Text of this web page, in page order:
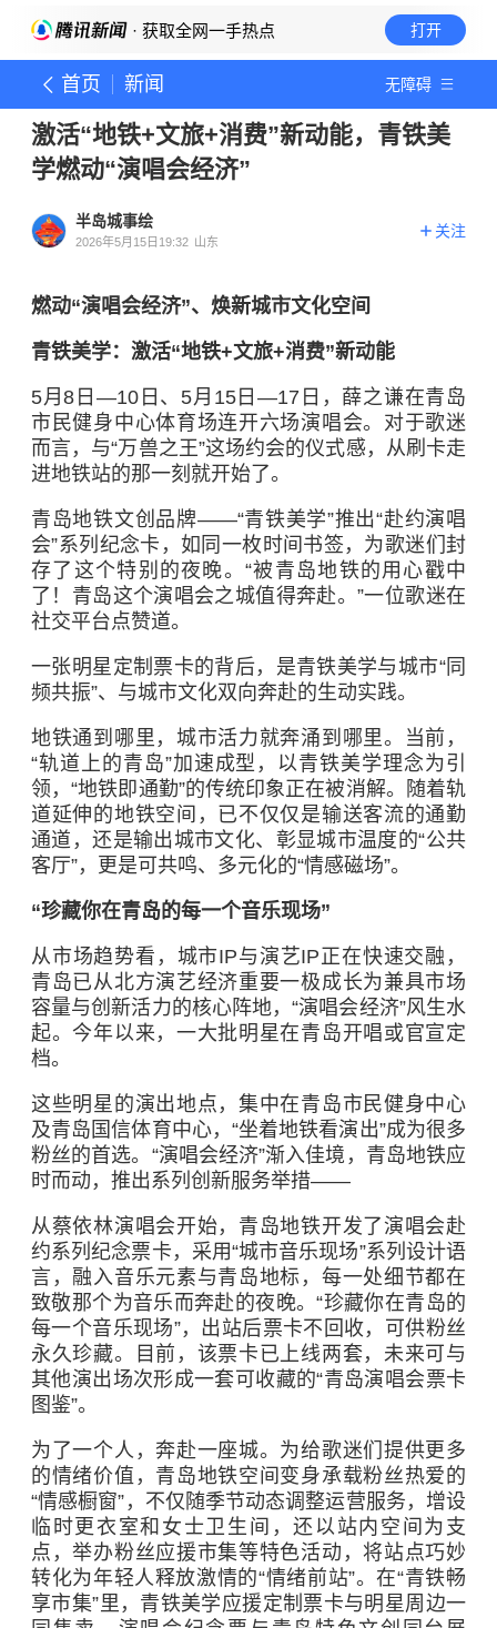
· 获取全网一手热点 打开
首页 新闻 无障碍
激活“地铁+文旅+消费”新动能，青铁美
学燃动“演唱会经济”
半岛城事绘
2026年5月15日19:32 山东
关注
燃动“演唱会经济”、焕新城市文化空间
青铁美学：激活“地铁+文旅+消费”新动能
5月8日—10日、5月15日—17日，薛之谦在青岛
市民健身中心体育场连开六场演唱会。对于歌迷
而言，与“万兽之王”这场约会的仪式感，从刷卡走
进地铁站的那一刻就开始了。
青岛地铁文创品牌——“青铁美学”推出“赴约演唱
会”系列纪念卡，如同一枚时间书签，为歌迷们封
存了这个特别的夜晚。“被青岛地铁的用心戳中
了！青岛这个演唱会之城值得奔赴。”一位歌迷在
社交平台点赞道。
一张明星定制票卡的背后，是青铁美学与城市“同
频共振”、与城市文化双向奔赴的生动实践。
地铁通到哪里，城市活力就奔涌到哪里。当前，
“轨道上的青岛”加速成型，以青铁美学理念为引
领，“地铁即通勤”的传统印象正在被消解。随着轨
道延伸的地铁空间，已不仅仅是输送客流的通勤
通道，还是输出城市文化、彰显城市温度的“公共
客厅”，更是可共鸣、多元化的“情感磁场”。
“珍藏你在青岛的每一个音乐现场”
从市场趋势看，城市IP与演艺IP正在快速交融，
青岛已从北方演艺经济重要一极成长为兼具市场
容量与创新活力的核心阵地，“演唱会经济”风生水
起。今年以来，一大批明星在青岛开唱或官宣定
档。
这些明星的演出地点，集中在青岛市民健身中心
及青岛国信体育中心，“坐着地铁看演出”成为很多
粉丝的首选。“演唱会经济”渐入佳境，青岛地铁应
时而动，推出系列创新服务举措——
从蔡依林演唱会开始，青岛地铁开发了演唱会赴
约系列纪念票卡，采用“城市音乐现场”系列设计语
言，融入音乐元素与青岛地标，每一处细节都在
致敬那个为音乐而奔赴的夜晚。“珍藏你在青岛的
每一个音乐现场”，出站后票卡不回收，可供粉丝
永久珍藏。目前，该票卡已上线两套，未来可与
其他演出场次形成一套可收藏的“青岛演唱会票卡
图鉴”。
为了一个人，奔赴一座城。为给歌迷们提供更多
的情绪价值，青岛地铁空间变身承载粉丝热爱的
“情感橱窗”，不仅随季节动态调整运营服务，增设
临时更衣室和女士卫生间，还以站内空间为支
点，举办粉丝应援市集等特色活动，将站点巧妙
转化为年轻人释放激情的“情绪前站”。在“青铁畅
享市集”里，青铁美学应援定制票卡与明星周边一